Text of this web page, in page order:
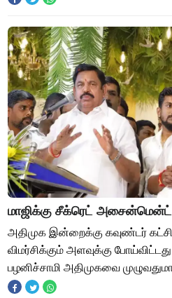
மாஜிக்கு சீக்ரெட் அசைன்மென்ட்
அதிமுக இன்றைக்கு கவுண்டர்
விமர்சிக்கும் அளவுக்கு
பழனிச்சாமி அதிமுகவை
பின்னரும், டெல்டா அதிமுக என்பது